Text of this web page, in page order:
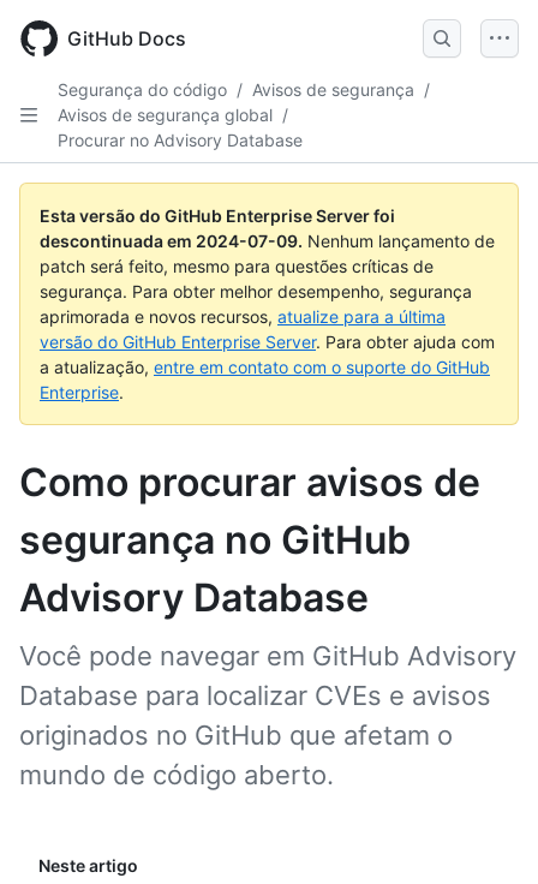
main
GitHub Docs
Segurança do código / Avisos de segurança /
Avisos de segurança global /
Procurar no Advisory Database
Esta versão do GitHub Enterprise Server foi
descontinuada em 2024-07-09. Nenhum lançamento de
patch será feito, mesmo para questões críticas de
segurança. Para obter melhor desempenho, segurança
aprimorada e novos recursos, atualize para a última
versão do GitHub Enterprise Server. Para obter ajuda com
a atualização, entre em contato com o suporte do GitHub
Enterprise.
Como procurar avisos de
segurança no GitHub
Advisory Database
Você pode navegar em GitHub Advisory
Database para localizar CVEs e avisos
originados no GitHub que afetam o
mundo de código aberto.
Neste artigo